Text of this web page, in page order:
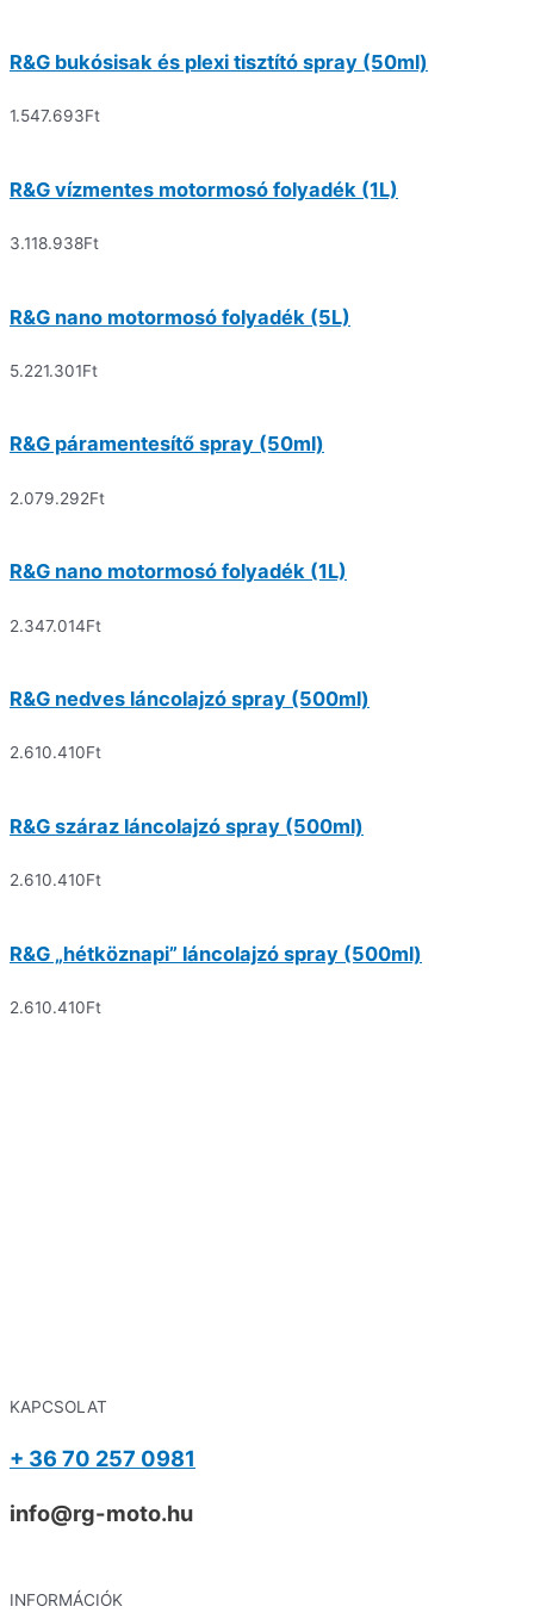
R&G bukósisak és plexi tisztító spray (50ml)
1.547.693Ft
R&G vízmentes motormosó folyadék (1L)
3.118.938Ft
R&G nano motormosó folyadék (5L)
5.221.301Ft
R&G páramentesítő spray (50ml)
2.079.292Ft
R&G nano motormosó folyadék (1L)
2.347.014Ft
R&G nedves láncolajzó spray (500ml)
2.610.410Ft
R&G száraz láncolajzó spray (500ml)
2.610.410Ft
R&G „hétköznapi” láncolajzó spray (500ml)
2.610.410Ft
KAPCSOLAT
+ 36 70 257 0981
info@rg-moto.hu
INFORMÁCIÓK